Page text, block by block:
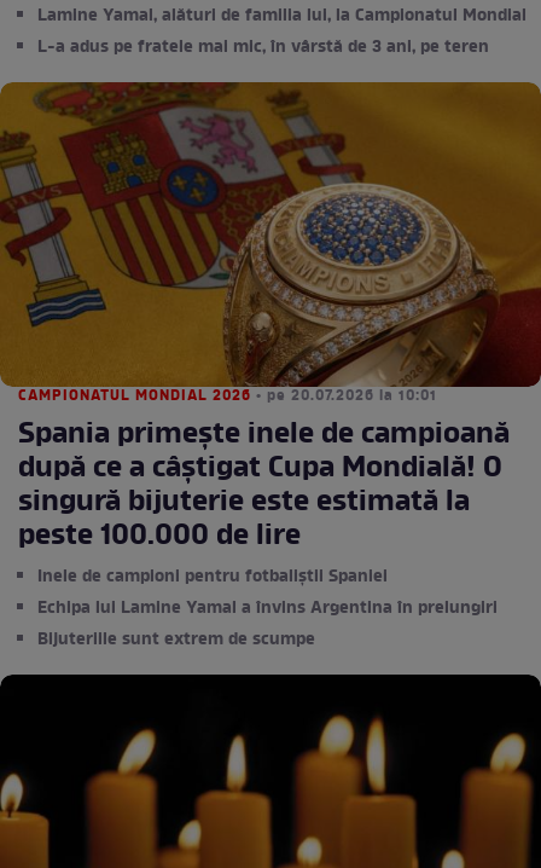
Lamine Yamal, alături de familia lui, la Campionatul Mondial
L-a adus pe fratele mai mic, în vârstă de 3 ani, pe teren
CAMPIONATUL MONDIAL 2026 • pe 20.07.2026 la 10:01
Spania primește inele de campioană
după ce a câștigat Cupa Mondială! O
singură bijuterie este estimată la
peste 100.000 de lire
Inele de campioni pentru fotbaliștii Spaniei
Echipa lui Lamine Yamal a învins Argentina în prelungiri
Bijuteriile sunt extrem de scumpe